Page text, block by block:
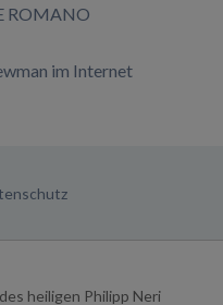
ROMANO
im Internet
heiligen Philipp Neri